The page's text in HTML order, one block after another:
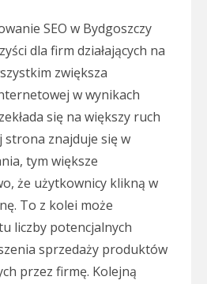
SEO w Bydgoszczy
dla firm działających na
zwiększa
w wynikach
się na większy ruch
strona znajduje się w
tym większe
że użytkownicy klikną w
To z kolei może
liczby potencjalnych
sprzedaży produktów
przez firmę. Kolejną